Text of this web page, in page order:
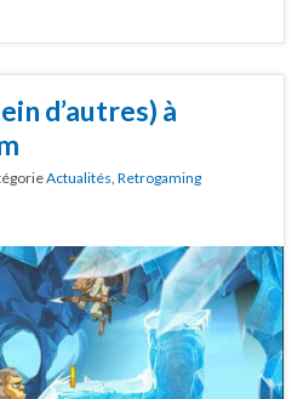
d’autres) à
Actualités Retrogaming